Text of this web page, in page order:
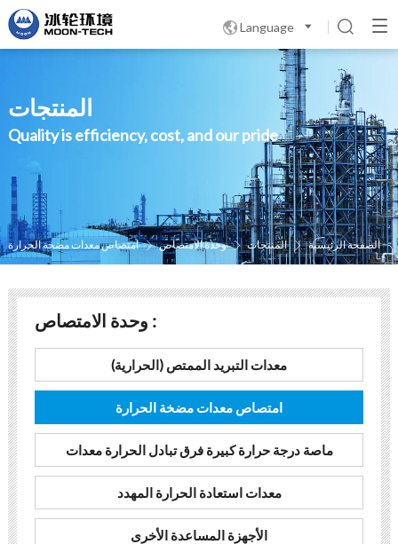
Language 
المنتجات
Quality is efficiency, cost, and our pride
الصفحة الرئيسية  المنتجات  وحدة الامتصاص  امتصاص معدات مضخة الحرارة
وحدة الامتصاص :
معدات التبريد الممتص (الحرارية)
امتصاص معدات مضخة الحرارة
ماصة درجة حرارة كبيرة فرق تبادل الحرارة معدات
معدات استعادة الحرارة المهدد
الأجهزة المساعدة الأخرى